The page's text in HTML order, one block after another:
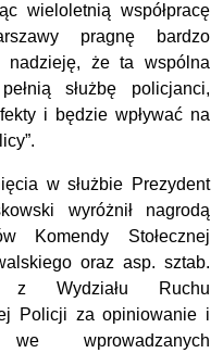
wieloletnią współpracę
pragnę bardzo
nadzieję, że ta wspólna
służbę policjanci,
i będzie wpływać na
w służbie Prezydent
wyróżnił nagrodą
Komendy Stołecznej
oraz asp. sztab.
z Wydziału Ruchu
Policji za opiniowanie i
wprowadzanych